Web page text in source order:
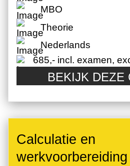
MBO
Theorie
Nederlands
685,- incl. examen,
BEKIJK DEZE
Calculatie en